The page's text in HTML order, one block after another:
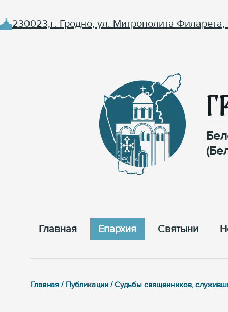
230023,г. Гродно, ул. Митрополита Филарета,
Главная Епархия Cвятыни
Главная / Публикации / Судьбы священников,